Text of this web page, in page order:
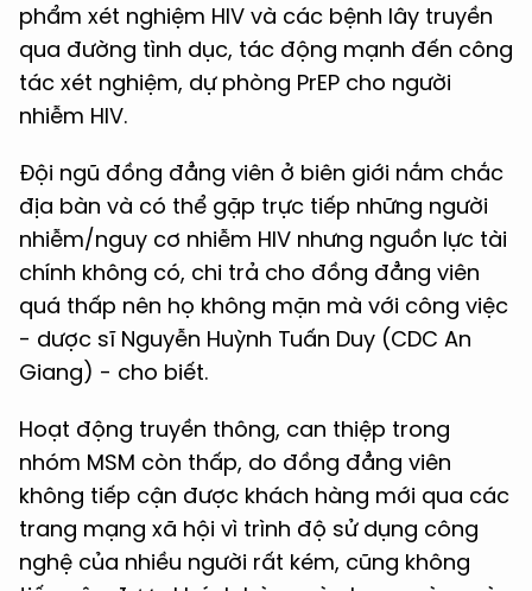
phẩm xét nghiệm HIV và các bệnh lây truyền
qua đường tình dục, tác động mạnh đến công
tác xét nghiệm, dự phòng PrEP cho người
nhiễm HIV.
Đội ngũ đồng đẳng viên ở biên giới nắm chắc
địa bàn và có thể gặp trực tiếp những người
nhiễm/nguy cơ nhiễm HIV nhưng nguồn lực tài
chính không có, chi trả cho đồng đẳng viên
quá thấp nên họ không mặn mà với công việc
- dược sĩ Nguyễn Huỳnh Tuấn Duy (CDC An
Giang) - cho biết.
Hoạt động truyền thông, can thiệp trong
nhóm MSM còn thấp, do đồng đẳng viên
không tiếp cận được khách hàng mới qua các
trang mạng xã hội vì trình độ sử dụng công
nghệ của nhiều người rất kém, cũng không